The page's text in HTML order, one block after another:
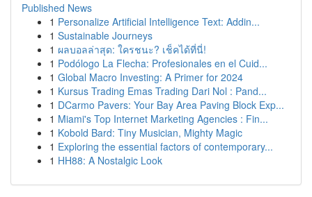
Published News
1 Personalize Artificial Intelligence Text: Addin...
1 Sustainable Journeys
1 ผลบอลล่าสุด: ใครชนะ? เช็คได้ที่นี่!
1 Podólogo La Flecha: Profesionales en el Cuid...
1 Global Macro Investing: A Primer for 2024
1 Kursus Trading Emas Trading Dari Nol : Pand...
1 DCarmo Pavers: Your Bay Area Paving Block Exp...
1 Miami's Top Internet Marketing Agencies : Fin...
1 Kobold Bard: Tiny Musician, Mighty Magic
1 Exploring the essential factors of contemporary...
1 HH88: A Nostalgic Look